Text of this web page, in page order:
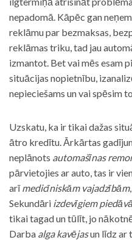
nepadomā. Kāpēc gan
reklāmu par bezmaksas,
reklāmas triku, tad jau
izmantot. Bet vai mēs esam
situācijas nopietnību,
nepieciešams un vai spēsim
Uzskatu, ka ir tikai dažas
ātro kredītu. Ārkārtas
neplānots automašīnas
pārvietojies ar auto, tas ir
arīmedicīniskām vajadzībām
Sekundāri izdevīgiem
tikai tagad un tūlīt, jo
Darba alga kavējasun līdz ar